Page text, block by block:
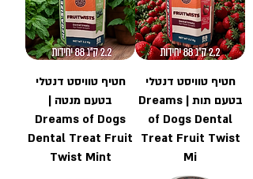
חטיף טוויסט דנטלי
בטעם תות | Dreams
of Dogs Dental
Treat Fruit Twist
Mi
חטיף טוויסט דנטלי
בטעם מנטה |
Dreams of Dogs
Dental Treat Fruit
Twist Mint